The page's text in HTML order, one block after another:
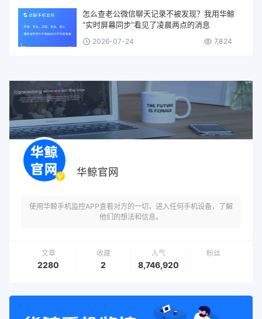
怎么查老公微信聊天记录不被发现？我用华鲸
“实时屏幕同步”看见了凌晨两点的消息
2026-07-24 7,824
华鲸官网
使用华鲸手机监控APP查看对方的一切，进入任何手机设备，了解
他们的想法和信息。
文章
2280
收藏
2
人气
8,746,920
粉丝